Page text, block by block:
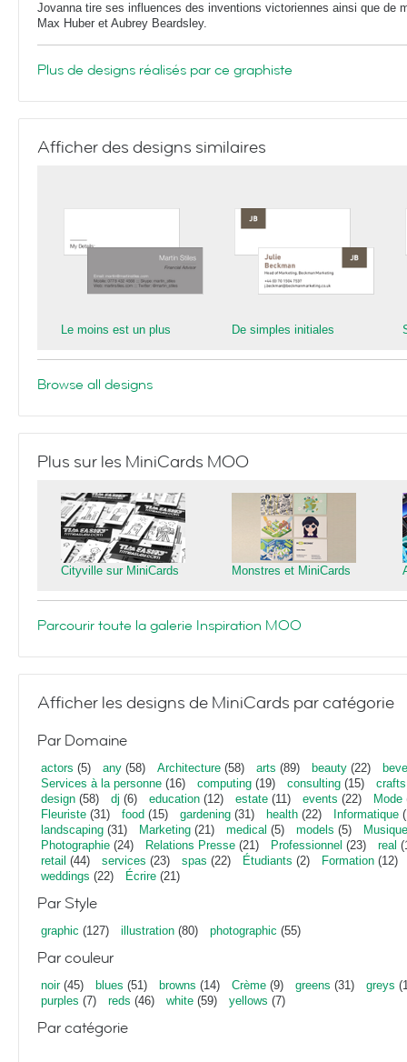
Jovanna tire ses influences des inventions victoriennes ainsi que de
Max Huber et Aubrey Beardsley.
Plus de designs réalisés par ce graphiste
Afficher des designs similaires
Le moins est un plus De simples initiales
Browse all designs
Plus sur les MiniCards MOO
Cityville sur MiniCards Monstres et MiniCards
Parcourir toute la galerie Inspiration MOO
Afficher les designs de MiniCards par catégorie
Par Domaine
actors (5) any (58) Architecture (58) arts (89) beauty (22)
Services à la personne (16) computing (19) consulting (15) crafts
design (58) dj (6) education (12) estate (11) events (22) Mode
Fleuriste (31) food (15) gardening (31) health (22) Informatique
landscaping (31) Marketing (21) medical (5) models (5)
Photographie (24) Relations Presse (21) Professionnel (23) real
retail (44) services (23) spas (22) Étudiants (2) Formation (12)
weddings (22) Écrire (21)
Par Style
graphic (127) illustration (80) photographic (55)
Par couleur
noir(45) blues (51) browns (14) Crème (9) greens (31) greys
purples (7) reds (46) white (59) yellows (7)
Par catégorie